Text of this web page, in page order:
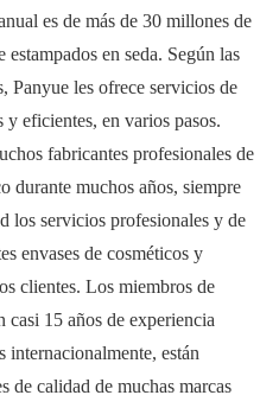
es de más de 30 millones de
en seda. Según las
Panyue les ofrece servicios de
eficientes, en varios pasos.
fabricantes profesionales de
durante muchos años, siempre
los servicios profesionales y de
envases de cosméticos y
clientes. Los miembros de
casi 15 años de experiencia
internacionalmente, están
de calidad de muchas marcas